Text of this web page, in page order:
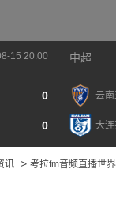
15 20:00
0
0
中超
云
大
讯> 考拉fm音频直播世